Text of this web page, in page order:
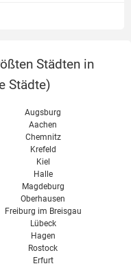
Städten in
Städte)
Augsburg
Aachen
Chemnitz
Krefeld
Kiel
Halle
Magdeburg
Oberhausen
Freiburg im Breisgau
Lübeck
Hagen
Rostock
Erfurt